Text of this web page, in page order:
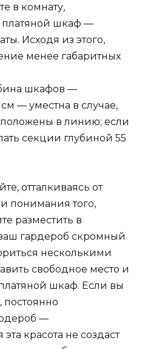
в комнату,
платяной шкаф —
Исходя из этого,
менее габаритных
шкафов —
— уместна в случае,
в линию; если
секции глубиной 55
отталкиваясь от
понимания того,
разместить в
гардероб скромный
несколькими
свободное место и
шкаф. Если вы
—
эта красота не создаст